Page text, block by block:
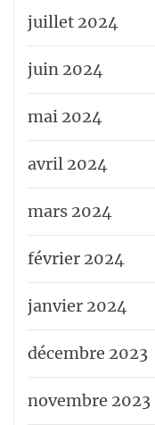
juillet 2024
juin 2024
mai 2024
avril 2024
mars 2024
février 2024
janvier 2024
décembre 2023
novembre 2023